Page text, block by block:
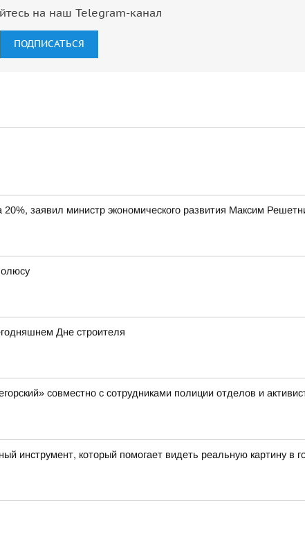
на наш Telegram-канал
ПОДПИСАТЬСЯ
заявил министр экономического развития Максим
Дне строителя
совместно с сотрудниками полиции отделов и
инструмент, который помогает видеть реальную картину в